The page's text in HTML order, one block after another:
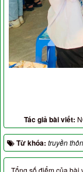
Tác giả bài viết:
Từ khóa: truyền